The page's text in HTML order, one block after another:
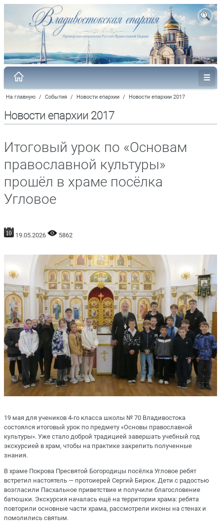
На главную / События / Новости епархии / Новости епархии 2017
Новости епархии 2017
Итоговый урок по «Основам
православной культуры»
прошёл в храме посёлка
Угловое
19.05.2026 5862
19 мая для учеников 4-го класса школы № 70 Владивостока
состоялся итоговый урок по предмету «Основы православной
культуры». Уже стало доброй традицией завершать учебный год
экскурсией в храм, чтобы на практике закрепить полученные
знания.
В храме Покрова Пресвятой Богородицы посёлка Угловое ребят
встретил настоятель — протоиерей Сергий Бирюк. Дети с радостью
возгласили Пасхальное приветствие и получили благословение
батюшки. Экскурсия началась ещё на территории храма: ребята
повторили основные части храма, рассмотрели иконы на стенах и
помолились святым.